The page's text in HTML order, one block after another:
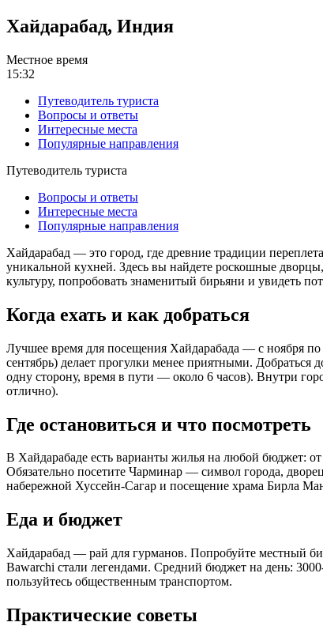
Хайдарабад, Индия
Местное время
15:32
Путеводитель туриста
Вопросы и ответы
Интересные места
Популярные направления
Путеводитель туриста
Вопросы и ответы
Интересные места
Популярные направления
Хайдарабад — это город, где древние традиции
уникальной кухней. Здесь вы найдете роскошные
культуру, попробовать знаменитый бирьяни и увидеть
Когда ехать и как добраться
Лучшее время для посещения Хайдарабада — с ноября по
сентябрь) делает прогулки менее приятными.
одну сторону, время в пути — около 6 часов). Внутри
отлично).
Где остановиться и что посмотреть
В Хайдарабаде есть варианты жилья на любой бюджет:
Обязательно посетите Чарминар — символ города,
набережной Хуссейн-Сагар и посещение храма Бирла
Еда и бюджет
Хайдарабад — рай для гурманов. Попробуйте местный
Bawarchi стали легендами. Средний бюджет на день:
пользуйтесь общественным транспортом.
Практические советы